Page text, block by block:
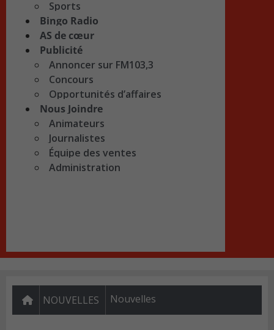
Sports
Bingo Radio
AS de cœur
Publicité
Annoncer sur FM103,3
Concours
Opportunités d’affaires
Nous Joindre
Animateurs
Journalistes
Équipe des ventes
Administration
NOUVELLES Nouvelles